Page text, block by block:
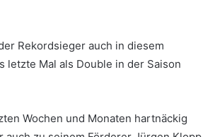
Rekordsieger auch in diesem
letzte Mal als Double in der Saison
Wochen und Monaten hartnäckig